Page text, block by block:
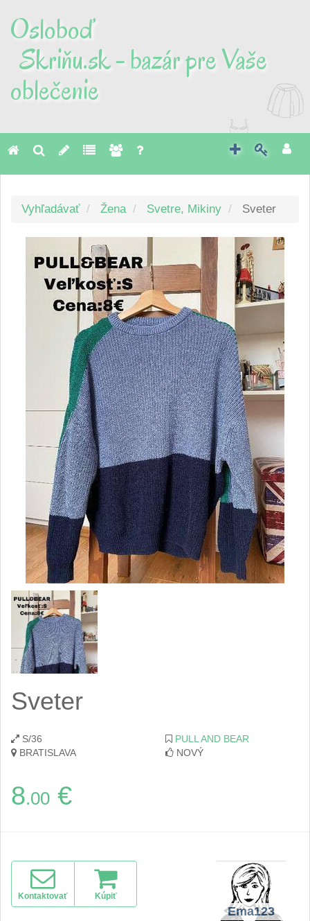
Osloboď
Skriňu.sk - bazár pre Vaše
oblečenie
Vyhľadávať Žena Svetre, Mikiny Sveter
Sveter
S/36
PULL AND BEAR
BRATISLAVA
NOVÝ
8.00 €
Kontaktovať Kúpiť
Ema123